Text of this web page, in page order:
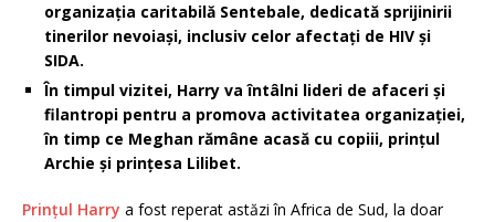
organizația caritabilă Sentebale, dedicată sprijinirii
tinerilor nevoiași, inclusiv celor afectați de HIV și
SIDA.
În timpul vizitei, Harry va întâlni lideri de afaceri și
filantropi pentru a promova activitatea organizației,
în timp ce Meghan rămâne acasă cu copiii, prințul
Archie și prințesa Lilibet.
Prințul Harry a fost reperat astăzi în Africa de Sud, la doar